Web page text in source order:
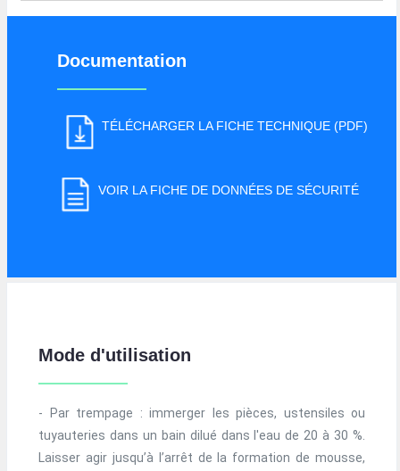
Documentation
TÉLÉCHARGER LA FICHE TECHNIQUE (PDF)
VOIR LA FICHE DE DONNÉES DE SÉCURITÉ
Mode d'utilisation
- Par trempage : immerger les pièces, ustensiles ou
tuyauteries dans un bain dilué dans l'eau de 20 à 30 %.
Laisser agir jusqu’à l’arrêt de la formation de mousse,